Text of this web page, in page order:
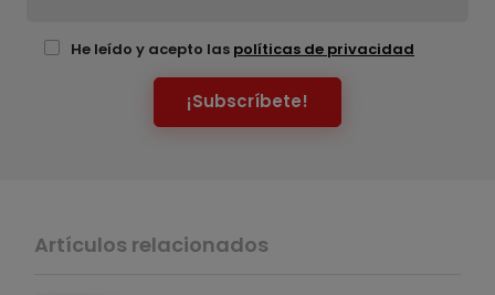
He leído y acepto las políticas de privacidad
¡Subscríbete!
Artículos relacionados